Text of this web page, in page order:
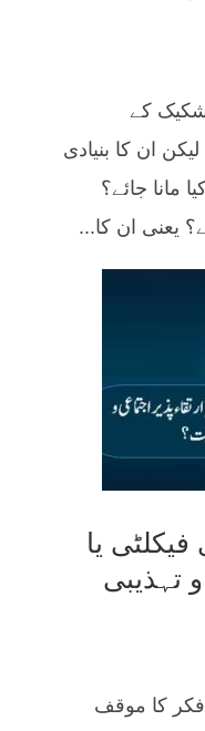
کے
ان کا بنیادی
مانا جائے؟
یعنی ان کا...
یا
و تہذیبی
کا موقف